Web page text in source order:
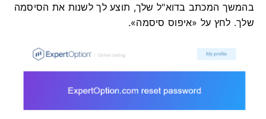
בהמשך המכתב בדוא"ל שלך, תוצע לך לשנות את הסיסמה
שלך. לחץ על «איפוס סיסמה».